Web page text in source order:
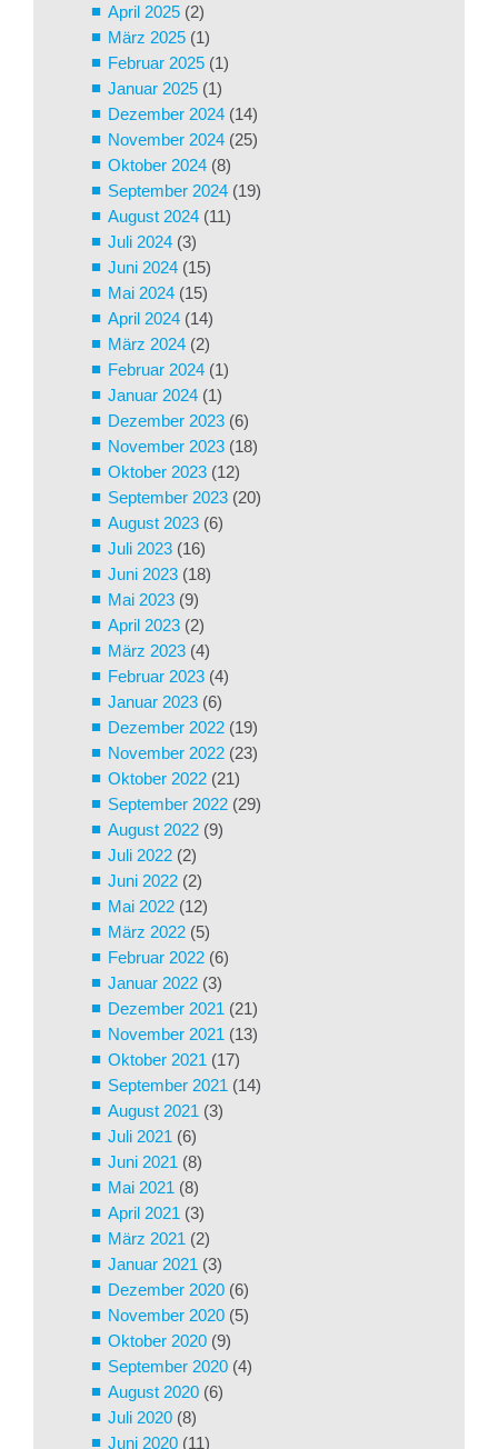
April 2025 (2)
März 2025 (1)
Februar 2025 (1)
Januar 2025 (1)
Dezember 2024 (14)
November 2024 (25)
Oktober 2024 (8)
September 2024 (19)
August 2024 (11)
Juli 2024 (3)
Juni 2024 (15)
Mai 2024 (15)
April 2024 (14)
März 2024 (2)
Februar 2024 (1)
Januar 2024 (1)
Dezember 2023 (6)
November 2023 (18)
Oktober 2023 (12)
September 2023 (20)
August 2023 (6)
Juli 2023 (16)
Juni 2023 (18)
Mai 2023 (9)
April 2023 (2)
März 2023 (4)
Februar 2023 (4)
Januar 2023 (6)
Dezember 2022 (19)
November 2022 (23)
Oktober 2022 (21)
September 2022 (29)
August 2022 (9)
Juli 2022 (2)
Juni 2022 (2)
Mai 2022 (12)
März 2022 (5)
Februar 2022 (6)
Januar 2022 (3)
Dezember 2021 (21)
November 2021 (13)
Oktober 2021 (17)
September 2021 (14)
August 2021 (3)
Juli 2021 (6)
Juni 2021 (8)
Mai 2021 (8)
April 2021 (3)
März 2021 (2)
Januar 2021 (3)
Dezember 2020 (6)
November 2020 (5)
Oktober 2020 (9)
September 2020 (4)
August 2020 (6)
Juli 2020 (8)
Juni 2020 (11)